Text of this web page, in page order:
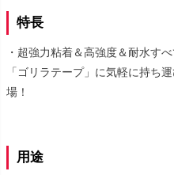
特長
・超強力粘着＆高強度＆耐水す
「ゴリラテープ」に気軽に持ち
場！
用途